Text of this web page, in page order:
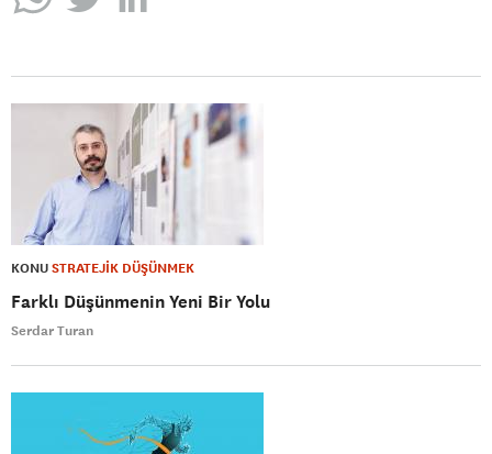
KONUSTRATEJİK DÜŞÜNMEK
Farklı Düşünmenin Yeni Bir Yolu
Serdar Turan